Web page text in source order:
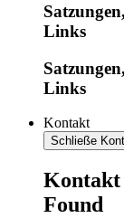
Links
Links
Kontakt
Schließe
Kontakt
Found